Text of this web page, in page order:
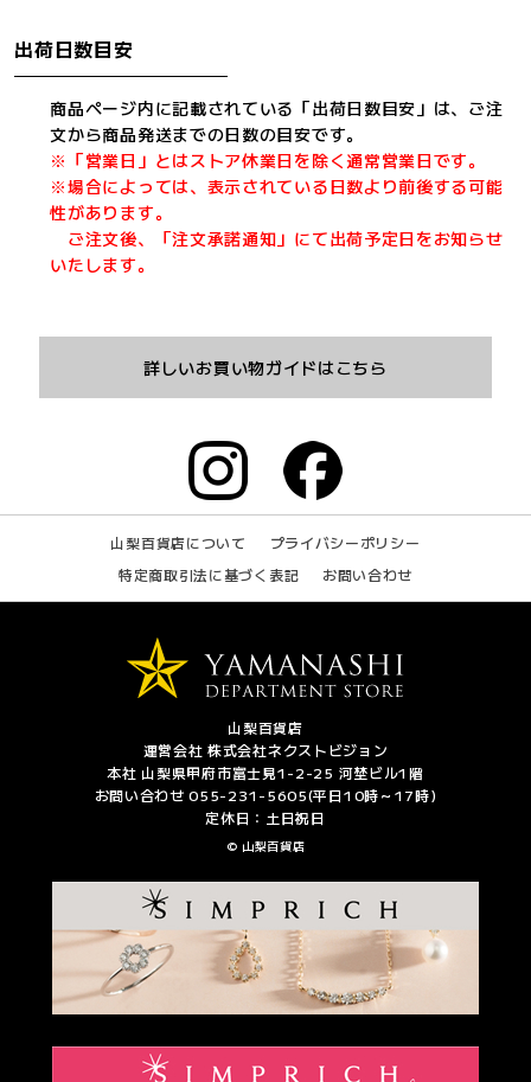
出荷日数目安
商品ページ内に記載されている「出荷日数目安」は、ご注
文から商品発送までの日数の目安です。
※「営業日」とはストア休業日を除く通常営業日です。
※場合によっては、表示されている日数より前後する可能
性があります。
ご注文後、「注文承諾通知」にて出荷予定日をお知らせ
いたします。
詳しいお買い物ガイドはこちら
山梨百貨店について
プライバシーポリシー
特定商取引法に基づく表記
お問い合わせ
山梨百貨店
運営会社 株式会社ネクストビジョン
本社 山梨県甲府市富士見1-2-25 河埜ビル1階
お問い合わせ 055-231-5605(平日10時～17時)
定休日：土日祝日
© 山梨百貨店